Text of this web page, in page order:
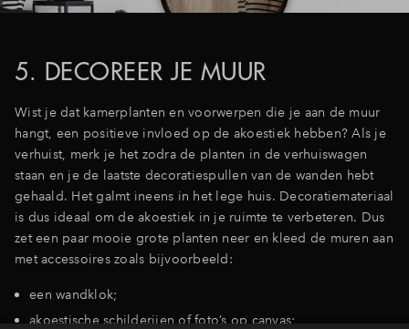
5. DECOREER JE MUUR
Wist je dat kamerplanten en voorwerpen die je aan de muur
hangt, een positieve invloed op de akoestiek hebben? Als je
verhuist, merk je het zodra de planten in de verhuiswagen
staan en je de laatste decoratiespullen van de wanden hebt
gehaald. Het galmt ineens in het lege huis. Decoratiemateriaal
is dus ideaal om de akoestiek in je ruimte te verbeteren. Dus
zet een paar mooie grote planten neer en kleed de muren aan
met accessoires zoals bijvoorbeeld:
een wandklok;
akoestische schilderijen of foto’s op canvas;